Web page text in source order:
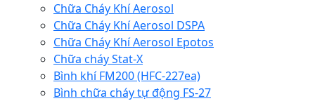
Chữa Cháy Khí Aerosol
Chữa Cháy Khí Aerosol DSPA
Chữa Cháy Khí Aerosol Epotos
Chữa cháy Stat-X
Bình khí FM200 (HFC-227ea)
Bình chữa cháy tự động FS-27